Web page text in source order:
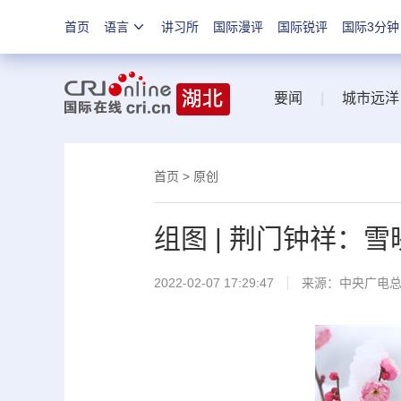
首页 语言 讲习所 国际漫评 国际锐评 国际3分钟
要闻 城市远洋
首页 > 原创
组图 | 荆门钟祥：
2022-02-07 17:29:47 来源： 中央广电